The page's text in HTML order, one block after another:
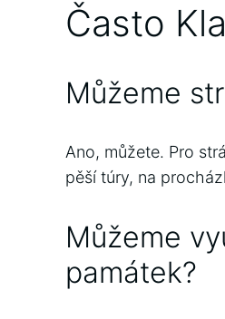
Často
Můžeme
Ano, můžete. Pro
pěší túry, na
Můžeme
památek?